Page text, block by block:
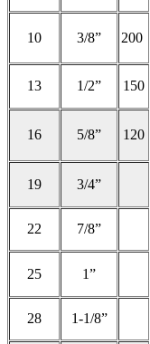
10 3/8” 200
13 1/2” 150
16 5/8” 120
19 3/4”
22 7/8”
25 1”
28 1-1/8”